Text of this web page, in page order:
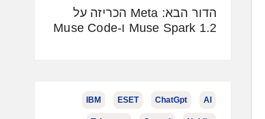
הדור הבא: Meta הכריזה על
Muse Spark 1.2 ו-Muse Code
AI
ChatGpt
ESET
IBM